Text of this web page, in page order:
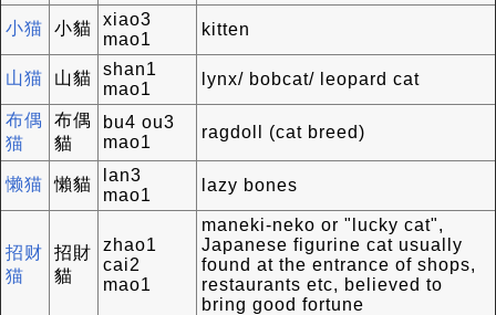
小猫 小貓
xiao3
mao1
kitten
山猫 山貓
shan1
mao1
lynx/ bobcat/ leopard cat
布偶
猫
布偶
貓
bu4 ou3
mao1
ragdoll (cat breed)
懒猫 懶貓
lan3
mao1
lazy bones
招财
猫
招財
貓
zhao1
cai2
mao1
maneki-neko or "lucky cat",
Japanese figurine cat usually
found at the entrance of shops,
restaurants etc, believed to
bring good fortune